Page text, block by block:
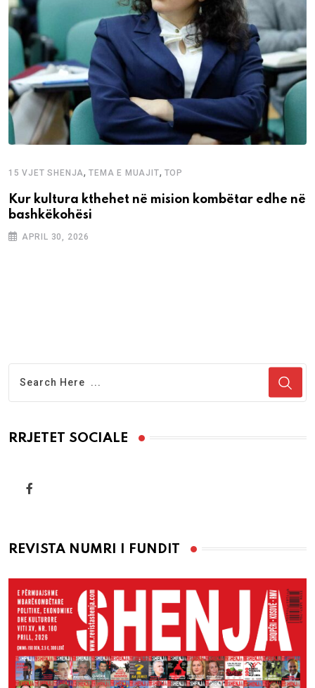
15 VJET SHENJA,TEMA E MUAJIT, TOP
Kur kultura kthehet në mision kombëtar edhe në
bashkëkohësi
APRIL 30, 2026
RRJETET SOCIALE
REVISTA NUMRI I FUNDIT